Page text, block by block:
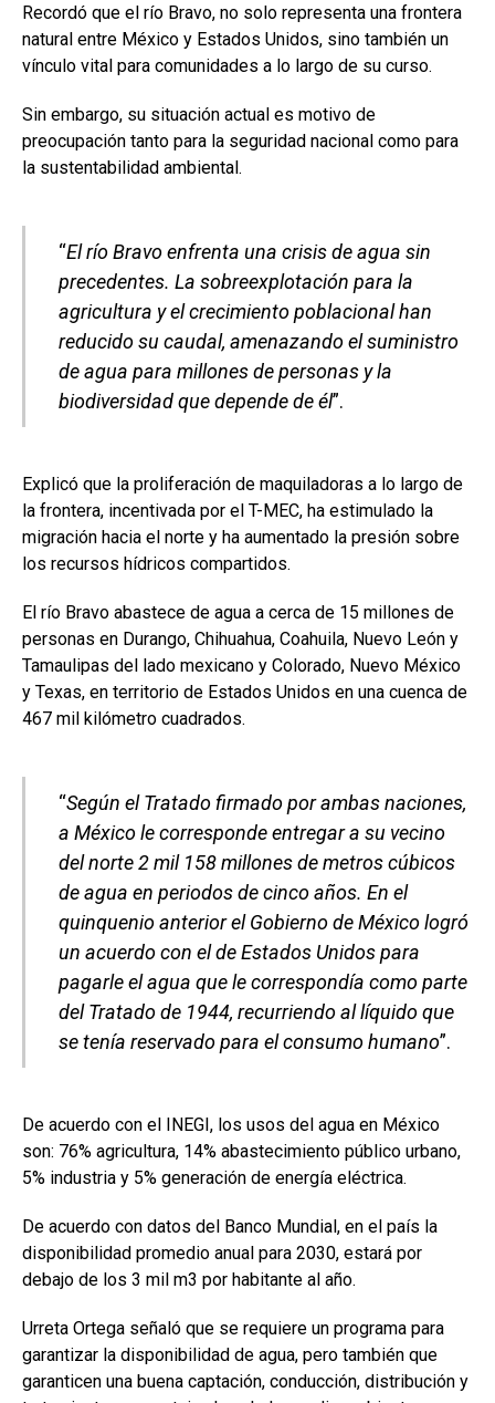
Recordó que el río Bravo, no solo representa una frontera
natural entre México y Estados Unidos, sino también un
vínculo vital para comunidades a lo largo de su curso.
Sin embargo, su situación actual es motivo de
preocupación tanto para la seguridad nacional como para
la sustentabilidad ambiental.
“El río Bravo enfrenta una crisis de agua sin
precedentes. La sobreexplotación para la
agricultura y el crecimiento poblacional han
reducido su caudal, amenazando el suministro
de agua para millones de personas y la
biodiversidad que depende de él”.
Explicó que la proliferación de maquiladoras a lo largo de
la frontera, incentivada por el T-MEC, ha estimulado la
migración hacia el norte y ha aumentado la presión sobre
los recursos hídricos compartidos.
El río Bravo abastece de agua a cerca de 15 millones de
personas en Durango, Chihuahua, Coahuila, Nuevo León y
Tamaulipas del lado mexicano y Colorado, Nuevo México
y Texas, en territorio de Estados Unidos en una cuenca de
467 mil kilómetro cuadrados.
“Según el Tratado firmado por ambas naciones,
a México le corresponde entregar a su vecino
del norte 2 mil 158 millones de metros cúbicos
de agua en periodos de cinco años. En el
quinquenio anterior el Gobierno de México logró
un acuerdo con el de Estados Unidos para
pagarle el agua que le correspondía como parte
del Tratado de 1944, recurriendo al líquido que
se tenía reservado para el consumo humano”.
De acuerdo con el INEGI, los usos del agua en México
son: 76% agricultura, 14% abastecimiento público urbano,
5% industria y 5% generación de energía eléctrica.
De acuerdo con datos del Banco Mundial, en el país la
disponibilidad promedio anual para 2030, estará por
debajo de los 3 mil m3 por habitante al año.
Urreta Ortega señaló que se requiere un programa para
garantizar la disponibilidad de agua, pero también que
garanticen una buena captación, conducción, distribución y